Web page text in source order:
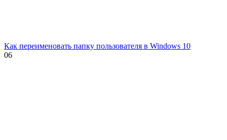
Как переименовать папку пользователя в Windows 10
06